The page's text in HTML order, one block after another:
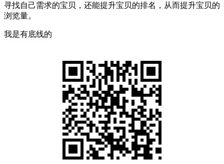
寻找自己需求的宝贝，还能提升宝贝的排名，从而提升宝贝的
浏览量。
我是有底线的